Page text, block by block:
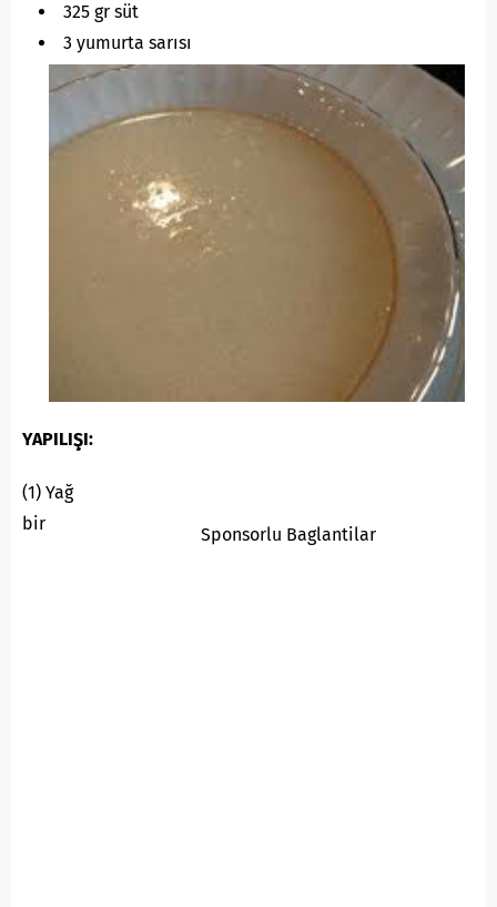
325 gr süt
3 yumurta sarısı
YAPILIŞI:
Sponsorlu Baglantilar
(1) Yağ
bir